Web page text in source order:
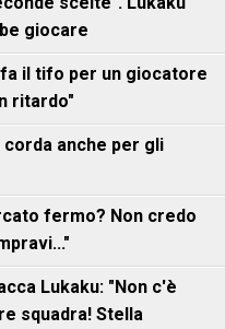
giocare
il tifo per un giocatore
ritardo"
corda anche per gli
fermo? Non credo
Lukaku: "Non c'è
squadra! Stella